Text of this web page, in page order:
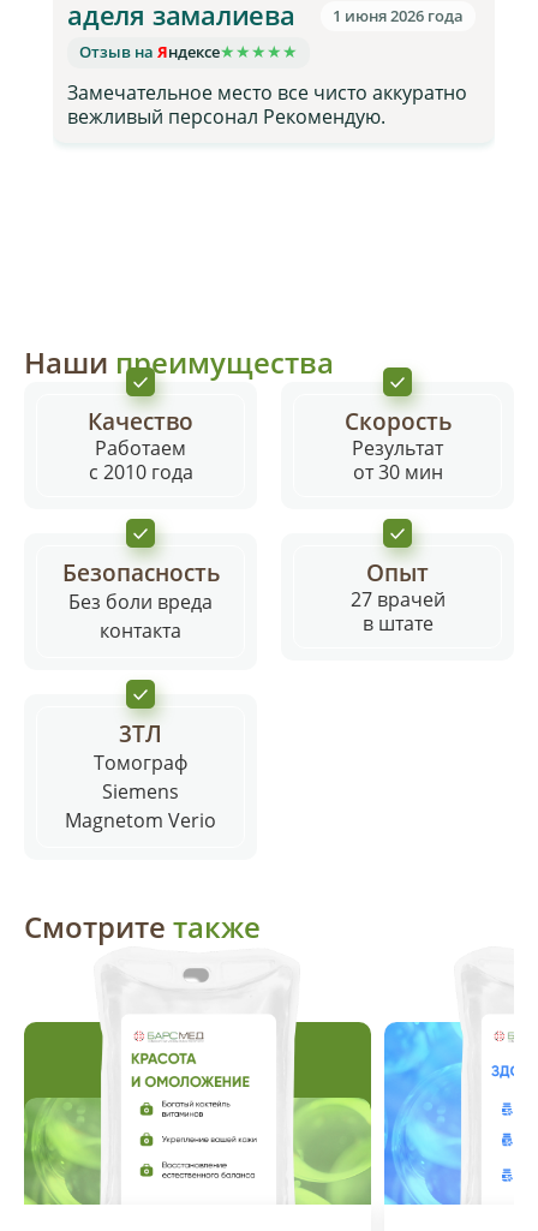
аделя замалиева
Отзыв на Яндексе★★★★★
1 июня 2026 года
Замечательное место все чисто аккуратно
вежливый персонал Рекомендую.
Оставить отзыв
Смотреть все отзывы
Наши преимущества
Качество
Работаем
с 2010 года
Скорость
Результат
от 30 мин
Безопасность
Без боли вреда
контакта
Опыт
27 врачей
в штате
3ТЛ
Томограф
Siemens
Magnetom Verio
Смотрите также